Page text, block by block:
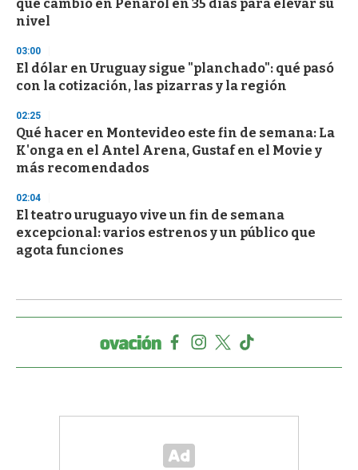
qué cambió en Peñarol en 35 días para elevar su
nivel
03:00
El dólar en Uruguay sigue "planchado": qué pasó
con la cotización, las pizarras y la región
02:25
Qué hacer en Montevideo este fin de semana: La
K'onga en el Antel Arena, Gustaf en el Movie y
más recomendados
02:04
El teatro uruguayo vive un fin de semana
excepcional: varios estrenos y un público que
agota funciones